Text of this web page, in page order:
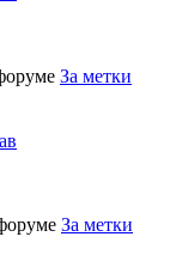
За метки
За метки